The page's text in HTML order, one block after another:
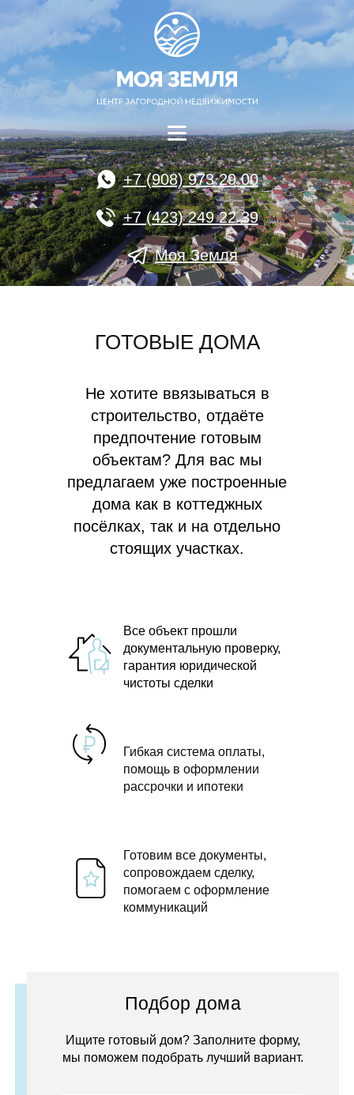
+7 (908) 973 29 00
+7 (423) 249 22 39
Моя Земля
ГОТОВЫЕ ДОМА
Не хотите ввязываться в
строительство, отдаёте
предпочтение готовым
объектам? Для вас мы
предлагаем уже построенные
дома как в коттеджных
посёлках, так и на отдельно
стоящих участках.
Все объект прошли
документальную проверку,
гарантия юридической
чистоты сделки
Гибкая система оплаты,
помощь в оформлении
рассрочки и ипотеки
Готовим все документы,
сопровождаем сделку,
помогаем с оформление
коммуникаций
Подбор дома
Ищите готовый дом? Заполните форму,
мы поможем подобрать лучший вариант.